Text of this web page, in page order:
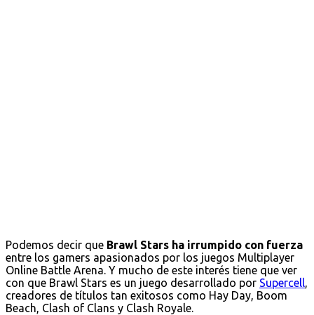
Podemos decir que Brawl Stars ha irrumpido con fuerza
entre los gamers apasionados por los juegos Multiplayer
Online Battle Arena. Y mucho de este interés tiene que ver
con que Brawl Stars es un juego desarrollado por Supercell,
creadores de títulos tan exitosos como Hay Day, Boom
Beach, Clash of Clans y Clash Royale.